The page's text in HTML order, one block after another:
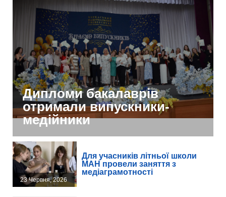
Дипломи бакалаврів
отримали випускники-
медійники
23 Червня, 2026
Для учасників літньої школи
МАН провели заняття з
медіаграмотності